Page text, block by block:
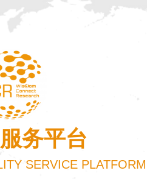
务平台
SERVICE PLATFORM